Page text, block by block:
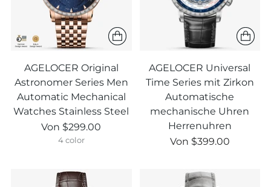
AGELOCER Original
Astronomer Series Men
Automatic Mechanical
Watches Stainless Steel
Von $299.00
4 color
AGELOCER Universal
Time Series mit Zirkon
Automatische
mechanische Uhren
Herrenuhren
Regulärer
Von $399.00